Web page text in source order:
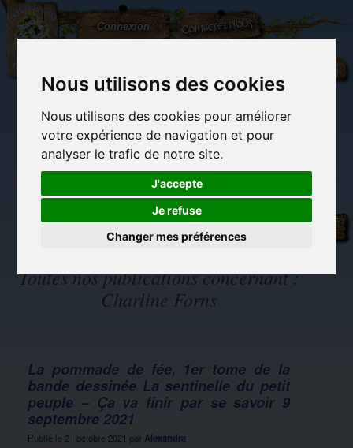
Nous utilisons des cookies
Nous utilisons des cookies pour améliorer
votre expérience de navigation et pour
analyser le trafic de notre site.
J'accepte
Je refuse
Changer mes préférences
L'Arbre
aux
100.000
Connexion Contactez-nous
(vide)
imaginaires
Carterie
papeterie
originale
manuelles,
détente et jeux
Objets déco et
cadeaux
Du côté du
Toutes nos publications concernant :
Charline Forns
La pommade de fée, 1er tome de la
bande dessinée La sentinelle du petit
peuple – Ça va finir par se savoir 9
septembre 2021
Publié le 21 octobre 2021 par Alexandra